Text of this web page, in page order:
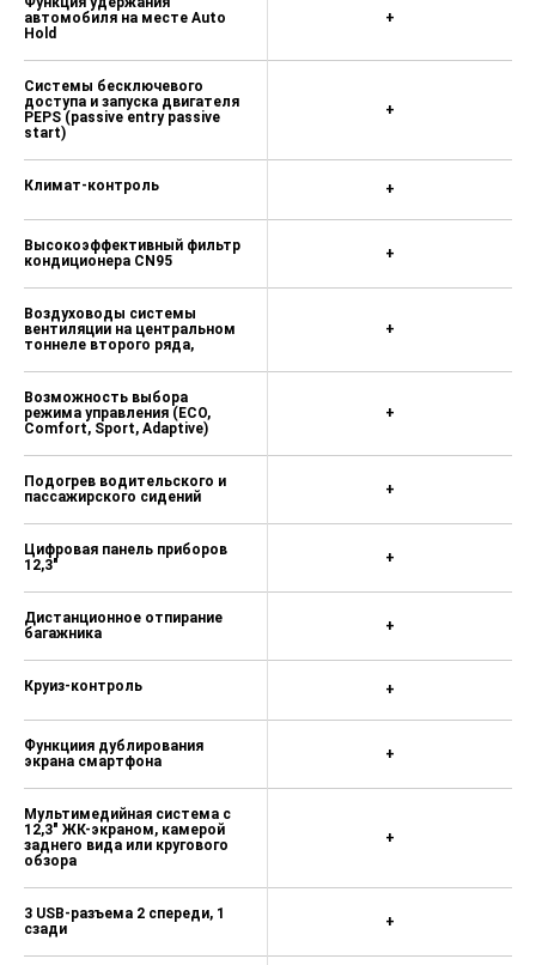
автомобиля на месте Auto
Hold
Системы бесключевого
доступа и запуска двигателя
PEPS (passive entry passive
start)
Климат-контроль
Высокоэффективный фильтр
кондиционера CN95
Воздуховоды системы
вентиляции на центральном
тоннеле второго ряда,
Возможность выбора
режима управления (ECO,
Comfort, Sport, Adaptive)
Подогрев водительского и
пассажирского сидений
Цифровая панель приборов
12,3"
Дистанционное отпирание
багажника
Круиз-контроль
Функциия дублирования
экрана смартфона
Мультимедийная система с
12,3" ЖК-экраном, камерой
заднего вида или кругового
обзора
3 USB-разъема 2 спереди, 1
сзади
+
+
+
+
+
+
+
+
+
+
+
+
+